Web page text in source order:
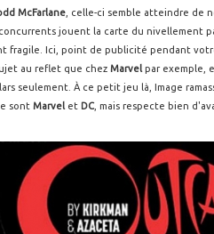
McFarlane , celle-ci semble atteindre de
jouent la carte du nivellement
fragile. Ici, point de publicité pendant
au reflet que chez Marvel par exemple,
seulement. À ce petit jeu là, Image
sont Marvel et DC , mais respecte bien